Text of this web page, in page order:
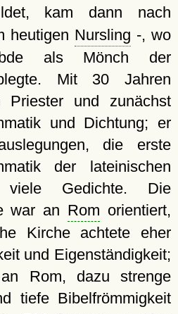
kam dann nach
heutigen Nursling -, wo
als Mönch der
Mit 30 Jahren
Priester und zunächst
und Dichtung; er
die erste
der lateinischen
Gedichte. Die
war an Rom orientiert,
Kirche achtete eher
und Eigenständigkeit;
Rom, dazu strenge
tiefe Bibelfrömmigkeit